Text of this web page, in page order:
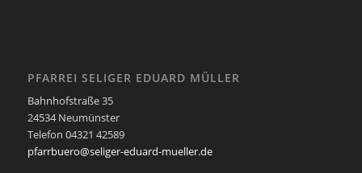
PFARREI SELIGER EDUARD MÜLLER
Bahnhofstraße 35
24534 Neumünster
Telefon 04321 42589
pfarrbuero@seliger-eduard-mueller.de